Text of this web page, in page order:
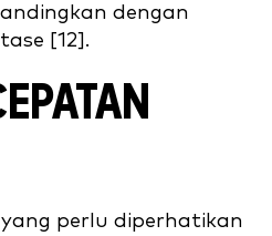
dengan
[12].
perlu diperhatikan